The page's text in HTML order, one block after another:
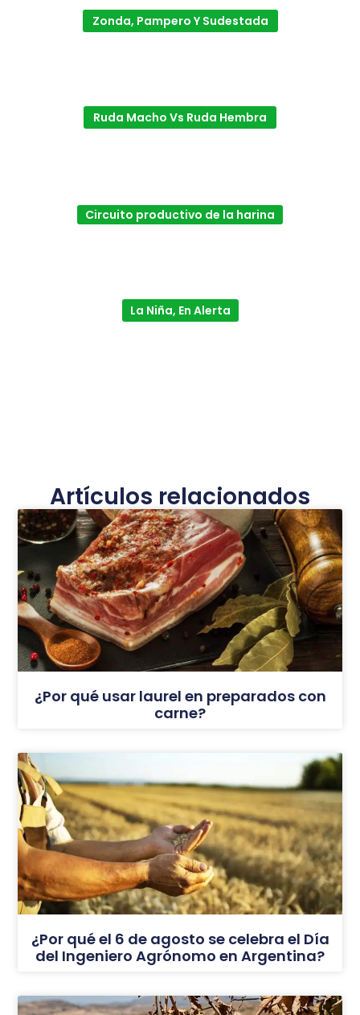
Zonda, Pampero Y Sudestada
Ruda Macho Vs Ruda Hembra
Circuito productivo de la harina
La Niña, En Alerta
Artículos relacionados
¿Por qué usar laurel en preparados con
carne?
¿Por qué el 6 de agosto se celebra el Día
del Ingeniero Agrónomo en Argentina?